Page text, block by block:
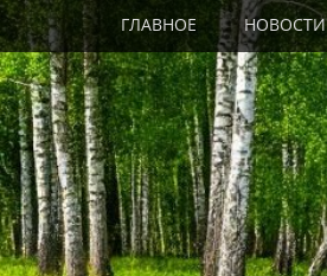
Skip
content
Primary Menu
ГЛАВНОЕ НОВОСТИ